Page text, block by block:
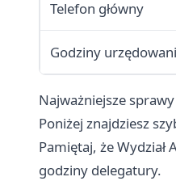
Telefon główny
Godziny
Najważniejsze sprawy
Poniżej znajdziesz
Pamiętaj, że
godziny delegatury.